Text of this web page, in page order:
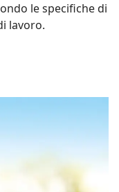
le specifiche di
lavoro.